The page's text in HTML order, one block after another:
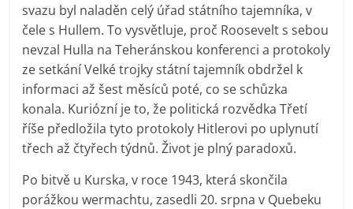
svazu byl naladěn celý úřad státního tajemníka, v
čele s Hullem. To vysvětluje, proč Roosevelt s sebou
nevzal Hulla na Teheránskou konferenci a protokoly
ze setkání Velké trojky státní tajemník obdržel k
informaci až šest měsíců poté, co se schůzka
konala. Kuriózní je to, že politická rozvědka Třetí
říše předložila tyto protokoly Hitlerovi po uplynutí
třech až čtyřech týdnů. Život je plný paradoxů.
Po bitvě u Kurska, v roce 1943, která skončila
porážkou wermachtu, zasedli 20. srpna v Quebeku